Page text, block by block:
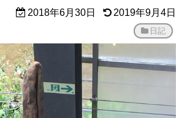
2018年6月30日 2019年9月4日
日記